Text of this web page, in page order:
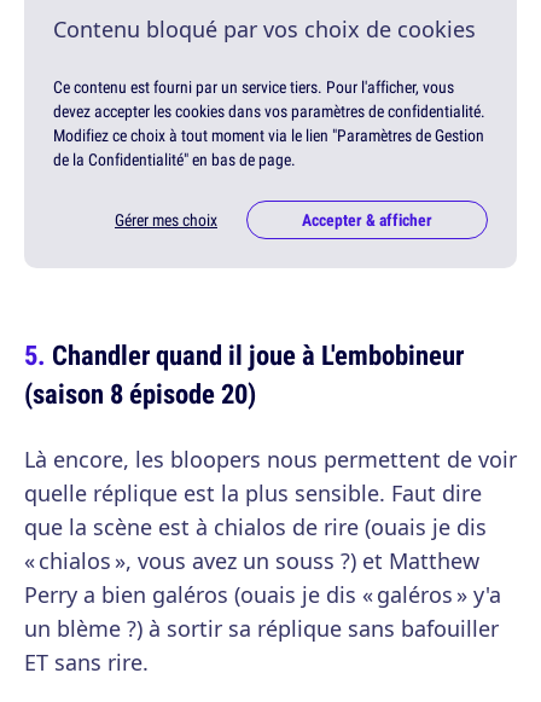
Contenu bloqué par vos choix de cookies
Ce contenu est fourni par un service tiers. Pour l'afficher, vous
devez accepter les cookies dans vos paramètres de confidentialité.
Modifiez ce choix à tout moment via le lien "Paramètres de Gestion
de la Confidentialité" en bas de page.
Gérer mes choix Accepter & afficher
Chandler quand il joue à L'embobineur
(saison 8 épisode 20)
Là encore, les bloopers nous permettent de voir
quelle réplique est la plus sensible. Faut dire
que la scène est à chialos de rire (ouais je dis
« chialos », vous avez un souss ?) et Matthew
Perry a bien galéros (ouais je dis « galéros » y'a
un blème ?) à sortir sa réplique sans bafouiller
ET sans rire.